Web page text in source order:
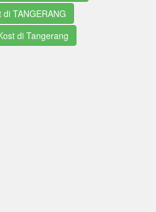
di TANGERANG
di Tangerang